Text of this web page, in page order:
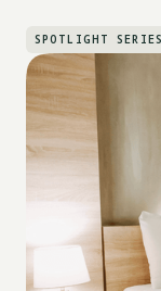
SPOTLIGHT SERIES